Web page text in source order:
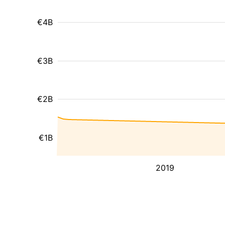
2019
€1B
€2B
€3B
€4B